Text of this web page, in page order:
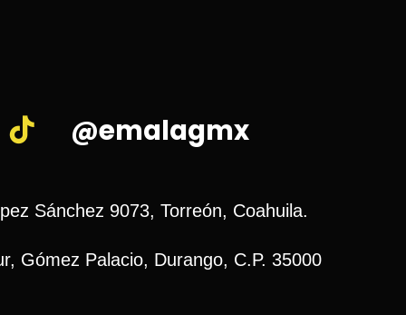
@emalagmx
Sánchez 9073, Torreón, Coahuila.
Gómez Palacio, Durango, C.P. 35000